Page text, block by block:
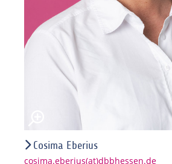
Cosima Eberius
cosima.eberius(at)dbbhessen.de